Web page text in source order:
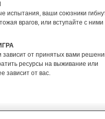
испытания, ваши союзники
врагов, или вступайте с ними
зависит от принятых вами
ресурсы на выживание или
зависит от вас.